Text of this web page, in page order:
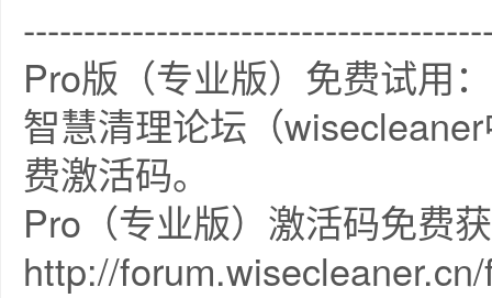
Pro版（专业版）免费试用：
智慧清理论坛（
费激活码。
Pro（专业版）激活码免费
http://